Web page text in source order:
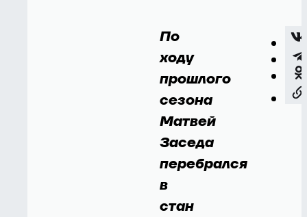
По
ходу
прошлого
сезона
Матвей
Заседа
перебрался
в
стан